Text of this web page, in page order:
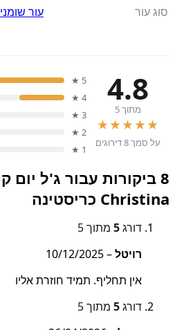
סוג עור עור שומני
4.8
מתוך 5
★★★★★
על סמך 8 דירוגים
5 ★
4 ★
3 ★
2 ★
1 ★
8 ביקורות עבור
Christina כריסטינה
דורג5 מתוך 5
רויטל–
10/12/2025
אין תחליף. תמיד חוזרת אליו
דורג5 מתוך 5